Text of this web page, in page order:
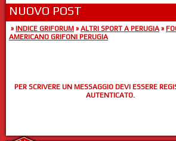
NUOVO POST
» INDICE GRIFORUM » ALTRI SPORT A PERUGIA »
AMERICANO GRIFONI PERUGIA
PER SCRIVERE UN MESSAGGIO DEVI ESSERE
AUTENTICATO.